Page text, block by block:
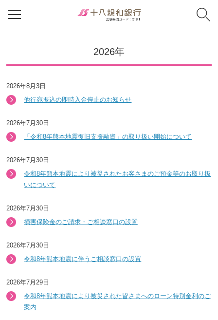
2026年
2026年8月3日
他行宛振込の即時入金停止のお知らせ
2026年7月30日
「令和8年熊本地震復旧支援融資」の取り扱い開始について
2026年7月30日
令和8年熊本地震により被災されたお客さまのご預金等のお取り扱
いについて
2026年7月30日
損害保険金のご請求・ご相談窓口の設置
2026年7月30日
令和8年熊本地震に伴うご相談窓口の設置
2026年7月29日
令和8年熊本地震により被災された皆さまへのローン特別金利のご
案内